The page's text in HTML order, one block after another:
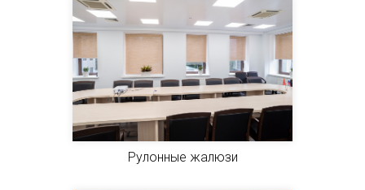
Рулонные жалюзи